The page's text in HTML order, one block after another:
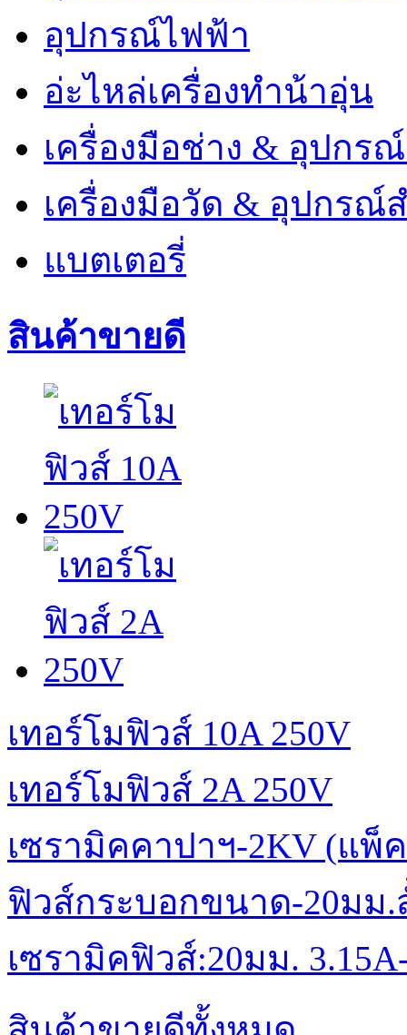
อุปกรณ์ไฟฟ้า
อ่ะไหล่เครื่องทำน้าอุ่น
เครื่องมือช่าง & อุปกร
เครื่องมือวัด & อุปกรณ์
แบตเตอรี่
สินค้าขายดี
เทอร์โมฟิวส์ 10A 250V
เทอร์โมฟิวส์ 2A 250V
เซรามิคคาปาฯ-2KV (แพ็
ฟิวส์กระบอกขนาด-20มม.
เซรามิคฟิวส์:20มม.